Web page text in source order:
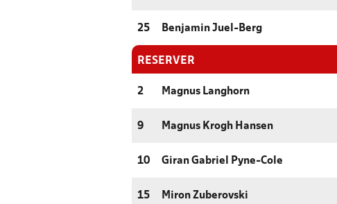
25 Benjamin Juel-Berg
RESERVER
2 Magnus Langhorn
9 Magnus Krogh Hansen
10 Giran Gabriel Pyne-Cole
15 Miron Zuberovski